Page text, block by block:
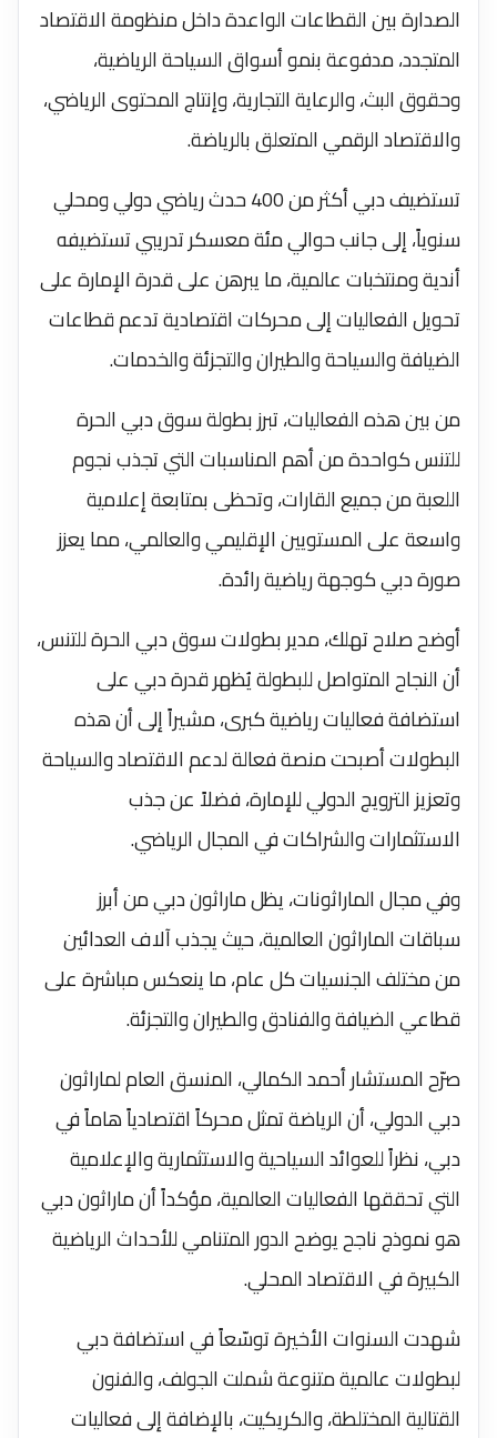
الصدارة بين القطاعات الواعدة داخل منظومة الاقتصاد
المتجدد، مدفوعة بنمو أسواق السياحة الرياضية،
وحقوق البث، والرعاية التجارية، وإنتاج المحتوى الرياضي،
والاقتصاد الرقمي المتعلق بالرياضة.
تستضيف دبي أكثر من 400 حدث رياضي دولي ومحلي
سنوياً، إلى جانب حوالي مئة معسكر تدريبي تستضيفه
أندية ومنتخبات عالمية، ما يبرهن على قدرة الإمارة على
تحويل الفعاليات إلى محركات اقتصادية تدعم قطاعات
الضيافة والسياحة والطيران والتجزئة والخدمات.
من بين هذه الفعاليات، تبرز بطولة سوق دبي الحرة
للتنس كواحدة من أهم المناسبات التي تجذب نجوم
اللعبة من جميع القارات، وتحظى بمتابعة إعلامية
واسعة على المستويين الإقليمي والعالمي، مما يعزز
صورة دبي كوجهة رياضية رائدة.
أوضح صلاح تهلك، مدير بطولات سوق دبي الحرة للتنس،
أن النجاح المتواصل للبطولة يُظهر قدرة دبي على
استضافة فعاليات رياضية كبرى، مشيراً إلى أن هذه
البطولات أصبحت منصة فعالة لدعم الاقتصاد والسياحة
وتعزيز الترويج الدولي للإمارة، فضلاً عن جذب
الاستثمارات والشراكات في المجال الرياضي.
وفي مجال الماراثونات، يظل ماراثون دبي من أبرز
سباقات الماراثون العالمية، حيث يجذب آلاف العدائين
من مختلف الجنسيات كل عام، ما ينعكس مباشرة على
قطاعي الضيافة والفنادق والطيران والتجزئة.
صرّح المستشار أحمد الكمالي، المنسق العام لماراثون
دبي الدولي، أن الرياضة تمثل محركاً اقتصادياً هاماً في
دبي، نظراً للعوائد السياحية والاستثمارية والإعلامية
التي تحققها الفعاليات العالمية، مؤكداً أن ماراثون دبي
هو نموذج ناجح يوضح الدور المتنامي للأحداث الرياضية
الكبيرة في الاقتصاد المحلي.
شهدت السنوات الأخيرة توسّعاً في استضافة دبي
لبطولات عالمية متنوعة شملت الجولف، والفنون
القتالية المختلطة، والكريكيت، بالإضافة إلى فعاليات